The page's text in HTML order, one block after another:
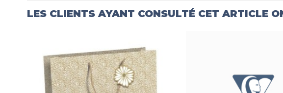
LES CLIENTS AYANT CONSULTÉ CET ARTICLE